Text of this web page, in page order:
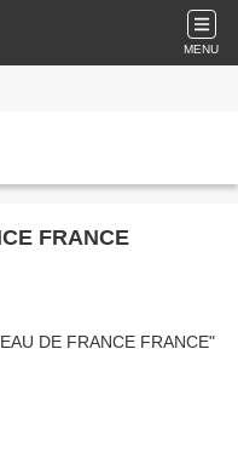
MENU
FRANCE